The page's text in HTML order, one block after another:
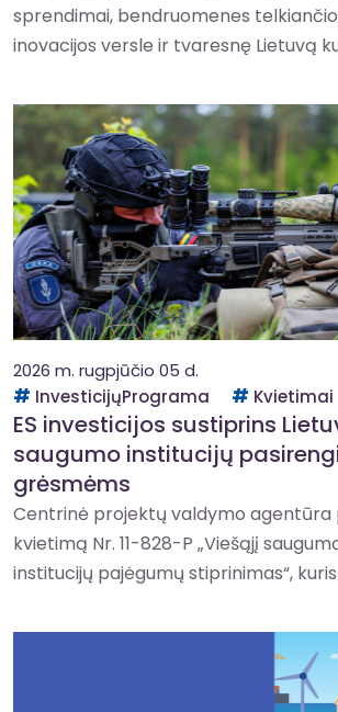
sprendimai, bendruomenes
inovacijos versle ir tvaresnę Lietuvą
2026 m. rugpjūčio 05 d.
InvesticijųPrograma
Kvietimai
ES investicijos sustiprins
saugumo institucijų
grėsmėms
Centrinė projektų valdymo agentūra
kvietimą Nr. 11-828-P „Viešąjį
institucijų pajėgumų stiprinimas“,